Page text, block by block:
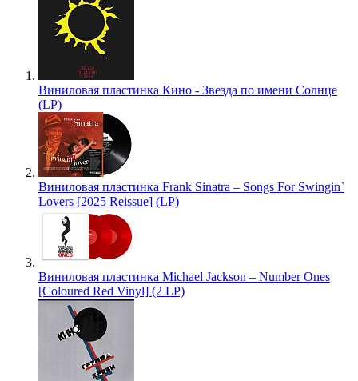
Виниловая пластинка Кино - Звезда по имени Солнце
(LP)
Виниловая пластинка Frank Sinatra – Songs For Swingin`
Lovers [2025 Reissue] (LP)
Виниловая пластинка Michael Jackson – Number Ones
[Coloured Red Vinyl] (2 LP)